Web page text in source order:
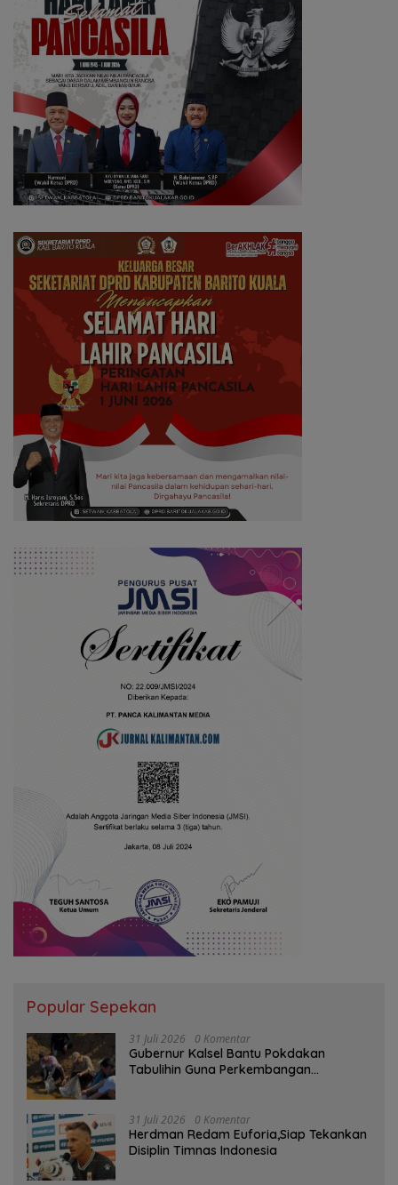
Popular Sepekan
31 Juli 2026 0 Komentar
Gubernur Kalsel Bantu Pokdakan
Tabulihin Guna Perkembangan
31 Juli 2026 0 Komentar
Herdman Redam Euforia,Siap Tekankan
Disiplin Timnas Indonesia